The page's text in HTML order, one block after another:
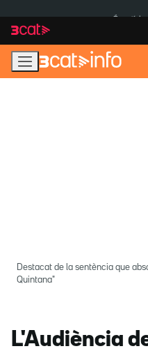
navegació
principal
contingut
Destacat de la sentència que
Quintana"
L'Audiència